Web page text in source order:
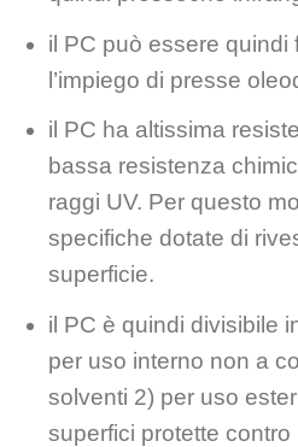
il PC può essere quindi
l’impiego di presse
il PC ha altissima
bassa resistenza
raggi UV. Per questo
specifiche dotate di
superficie.
il PC è quindi divisibile
per uso interno non a
solventi 2) per uso
superfici protette contro